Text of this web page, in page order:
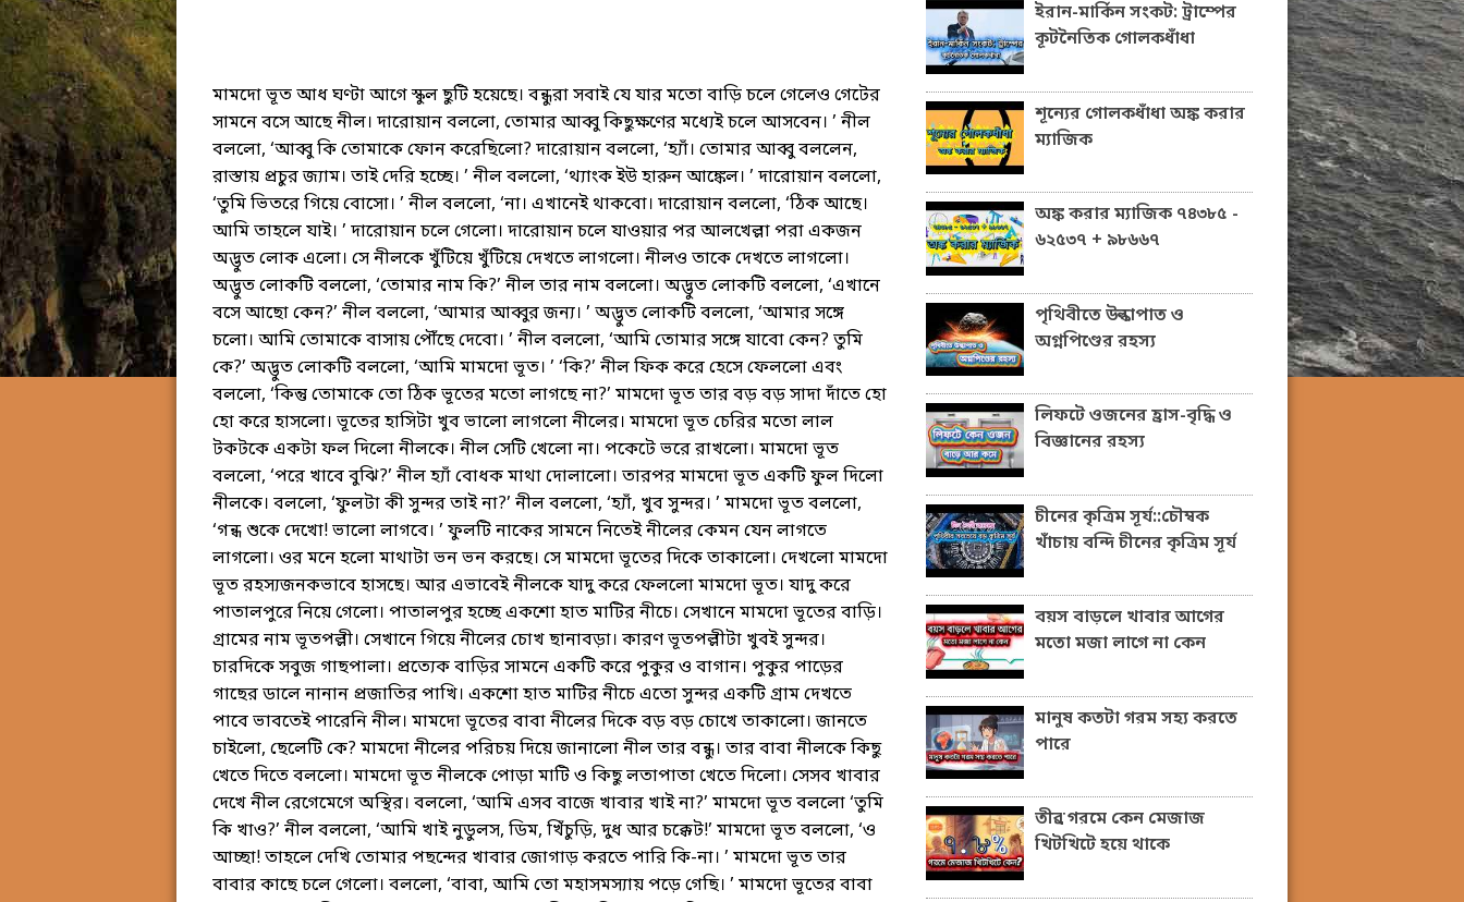
মামদো ভূত আধ ঘণ্টা আগে স্কুল ছুটি হয়েছে। বন্ধুরা সবাই যে যার মতো বাড়ি চলে গেলেও গেটের
সামনে বসে আছে নীল। দারোয়ান বললো, তোমার আব্বু কিছুক্ষণের মধ্যেই চলে আসবেন। ’ নীল
বললো, ‘আব্বু কি তোমাকে ফোন করেছিলো? দারোয়ান বললো, ‘হ্যাঁ। তোমার আব্বু বললেন,
রাস্তায় প্রচুর জ্যাম। তাই দেরি হচ্ছে। ’ নীল বললো, ‘থ্যাংক ইউ হারুন আঙ্কেল। ’ দারোয়ান বললো,
‘তুমি ভিতরে গিয়ে বোসো। ’ নীল বললো, ‘না। এখানেই থাকবো। দারোয়ান বললো, ‘ঠিক আছে।
আমি তাহলে যাই। ’ দারোয়ান চলে গেলো। দারোয়ান চলে যাওয়ার পর আলখেল্লা পরা একজন
অদ্ভুত লোক এলো। সে নীলকে খুঁটিয়ে খুঁটিয়ে দেখতে লাগলো। নীলও তাকে দেখতে লাগলো।
অদ্ভুত লোকটি বললো, ‘তোমার নাম কি?’ নীল তার নাম বললো। অদ্ভুত লোকটি বললো, ‘এখানে
বসে আছো কেন?’ নীল বললো, ‘আমার আব্বুর জন্য। ’ অদ্ভুত লোকটি বললো, ‘আমার সঙ্গে
চলো। আমি তোমাকে বাসায় পৌঁছে দেবো। ’ নীল বললো, ‘আমি তোমার সঙ্গে যাবো কেন? তুমি
কে?’ অদ্ভুত লোকটি বললো, ‘আমি মামদো ভূত। ’ ‘কি?’ নীল ফিক করে হেসে ফেললো এবং
বললো, ‘কিন্তু তোমাকে তো ঠিক ভূতের মতো লাগছে না?’ মামদো ভূত তার বড় বড় সাদা দাঁতে হো
হো করে হাসলো। ভূতের হাসিটা খুব ভালো লাগলো নীলের। মামদো ভূত চেরির মতো লাল
টকটকে একটা ফল দিলো নীলকে। নীল সেটি খেলো না। পকেটে ভরে রাখলো। মামদো ভূত
বললো, ‘পরে খাবে বুঝি?’ নীল হ্যাঁ বোধক মাথা দোলালো। তারপর মামদো ভূত একটি ফুল দিলো
নীলকে। বললো, ‘ফুলটা কী সুন্দর তাই না?’ নীল বললো, ‘হ্যাঁ, খুব সুন্দর। ’ মামদো ভূত বললো,
‘গন্ধ শুকে দেখো! ভালো লাগবে। ’ ফুলটি নাকের সামনে নিতেই নীলের কেমন যেন লাগতে
লাগলো। ওর মনে হলো মাথাটা ভন ভন করছে। সে মামদো ভ‍ূতের দিকে তাকালো। দেখলো মামদো
ভূত রহস্যজনকভাবে হাসছে। আর এভাবেই নীলকে যাদু করে ফেললো মামদো ভূত। যাদু করে
পাতালপুরে নিয়ে গেলো। পাতালপুর হচ্ছে একশো হাত মাটির নীচে। সেখানে মামদো ভূতের বাড়ি।
গ্রামের নাম ভূতপল্লী। সেখানে গিয়ে নীলের চোখ ছানাবড়া। কারণ ভূতপল্লীটা খুবই সুন্দর।
চারদিকে সবুজ গাছপালা। প্রত্যেক বাড়ির সামনে একটি করে পুকুর ও বাগান। পুকুর পাড়ের
গাছের ডালে নানান প্রজাতির পাখি। একশো হাত মাটির নীচে এতো সুন্দর একটি গ্রাম দেখতে
পাবে ভাবতেই পারেনি নীল। মামদো ভূতের বাবা নীলের দিকে বড় বড় চোখে তাকালো। জানতে
চাইলো, ছেলেটি কে? মামদো নীলের পরিচয় দিয়ে জানালো নীল তার বন্ধু। তার বাবা নীলকে কিছু
খেতে দিতে বললো। মামদো ভূত নীলকে পোড়া মাটি ও কিছু লতাপাতা খেতে দিলো। সেসব খাবার
দেখে নীল রেগেমেগে অস্থির। বললো, ‘আমি এসব বাজে খাবার খাই না?’ মামদো ভূত বললো ‘তুমি
কি খাও?’ নীল বললো, ‘আমি খাই নুডুলস, ডিম, খিঁচুড়ি, দুধ আর চক্কেট!’ মামদো ভূত বললো, ‘ও
আচ্ছা! তাহলে দেখি তোমার পছন্দের খাবার জোগাড় করতে পারি কি-না। ’ মামদো ভূত তার
বাবার কাছে চলে গেলো। বললো, ‘বাবা, আমি তো মহাসমস্যায় পড়ে গেছি। ’ মামদো ভূতের বাবা
ইরান-মার্কিন সংকট: ট্রাম্পের
কূটনৈতিক গোলকধাঁধা
শূন্যের গোলকধাঁধা অঙ্ক করার
ম্যাজিক
অঙ্ক করার ম্যাজিক ৭৪৩৮৫ -
৬২৫৩৭ + ৯৮৬৬৭
পৃথিবীতে উল্কাপাত ও
অগ্নপিণ্ডের রহস্য
লিফটে ওজনের হ্রাস-বৃদ্ধি ও
বিজ্ঞানের রহস্য
চীনের কৃত্রিম সূর্য::চৌম্বক
খাঁচায় বন্দি চীনের কৃত্রিম সূর্য
বয়স বাড়লে খাবার আগের
মতো মজা লাগে না কেন
মানুষ কতটা গরম সহ্য করতে
পারে
তীব্র গরমে কেন মেজাজ
খিটখিটে হয়ে থাকে